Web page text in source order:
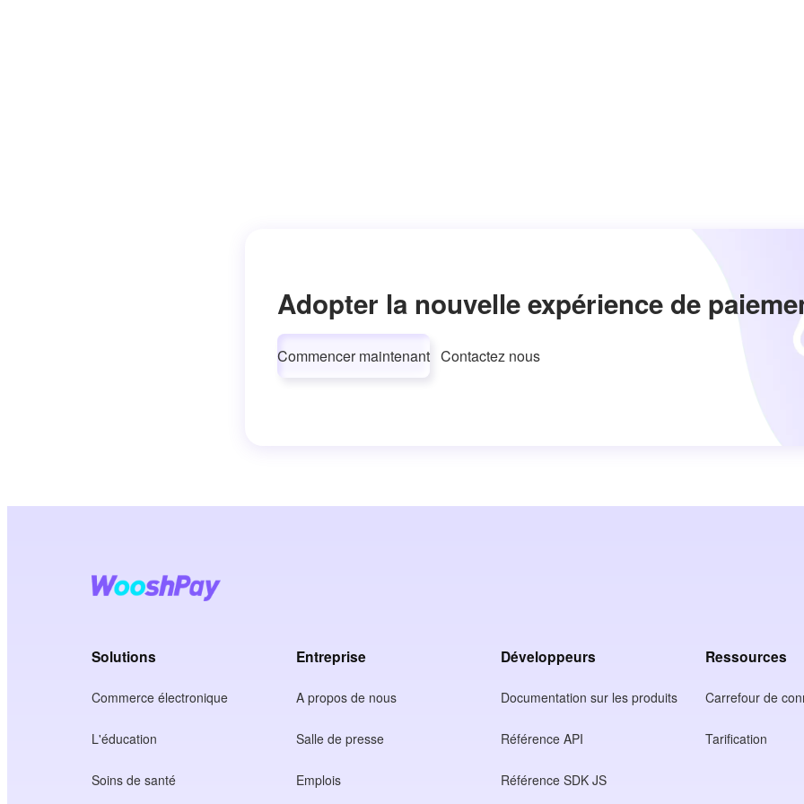
Adopter la nouvelle expérience de
Commencer maintenant Contactez nous
Solutions
Commerce électronique
L'éducation
Soins de santé
Entreprise
A propos de nous
Salle de presse
Emplois
Développeurs
Documentation sur les produits
Référence API
Référence SDK JS
Ressources
Carrefour de
Tarification